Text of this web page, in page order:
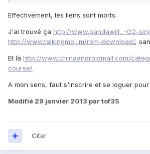
Effectivement, les liens sont morts.
J'ai trouvé ça http://www.pandawill...-G2-
http://www.talkingmo...m/rom-download/,
Et là http://www.chinaandroidmall.com/
course/
A mon sens, faut s'inscrire et se loguer
Modifié 29 janvier 2013 par tof35
Citer